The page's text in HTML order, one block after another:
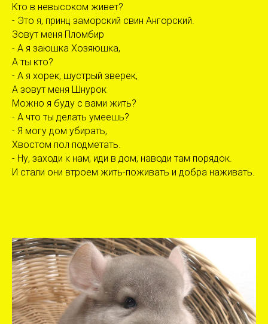
Кто в невысоком живет?
- Это я, принц заморский свин Ангорский.
Зовут меня Пломбир
- А я заюшка Хозяюшка,
А ты кто?
- А я хорек, шустрый зверек,
А зовут меня Шнурок
Можно я буду с вами жить?
- А что ты делать умеешь?
- Я могу дом убирать,
Хвостом пол подметать.
- Ну, заходи к нам, иди в дом, наводи там порядок.
И стали они втроем жить-поживать и добра наживать.